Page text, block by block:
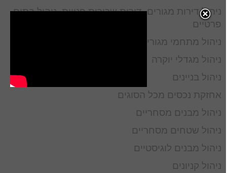
ניהול דירות מגורים, דירות שכורות פנויות, ניהול בתים
פרטיים
ניהול מתחמי מגורים
ניהול מגדלי יוקרה
ניהול בניינים
אחזקת נכסים מכל הסוגים
ניהול מבנים מסחריים
ניהול שטחים מסחריים
ניהול מבנים לוגיסטיים
ניהול קניונים